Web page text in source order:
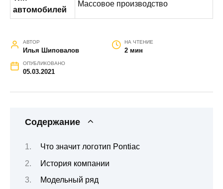
автомобилей
Массовое производство
АВТОР
Илья Шиповалов
НА ЧТЕНИЕ
2 мин
ОПУБЛИКОВАНО
05.03.2021
Содержание
Что значит логотип Pontiac
История компании
Модельный ряд